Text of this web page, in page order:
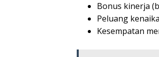
Bonus kinerja
Peluang
Kesempatan